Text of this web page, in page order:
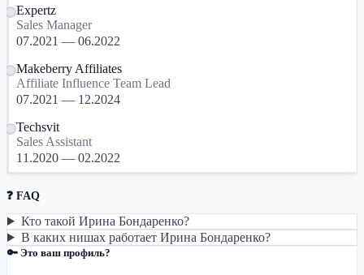
Expertz
Sales Manager
07.2021 — 06.2022
Makeberry Affiliates
Affiliate Influence Team Lead
07.2021 — 12.2024
Techsvit
Sales Assistant
11.2020 — 02.2022
❓ FAQ
Кто такой Ирина Бондаренко?
В каких нишах работает Ирина Бондаренко?
🔑 Это ваш профиль?